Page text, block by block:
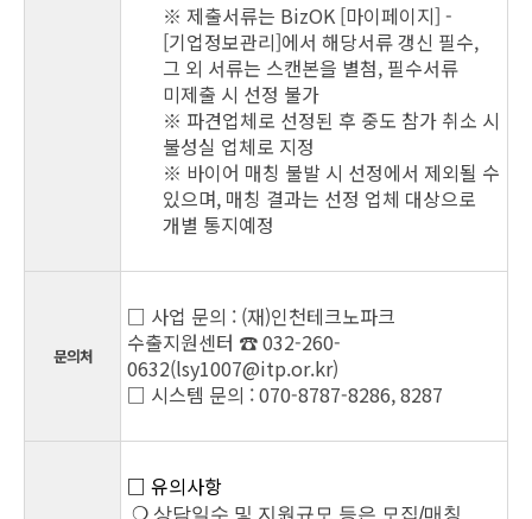
※ 제출서류는 BizOK [마이페이지] -
[기업정보관리]에서 해당서류 갱신 필수,
그 외 서류는 스캔본을 별첨, 필수서류
미제출 시 선정 불가
※ 파견업체로 선정된 후 중도 참가 취소 시
불성실 업체로 지정
※ 바이어 매칭 불발 시 선정에서 제외될 수
있으며, 매칭 결과는 선정 업체 대상으로
개별 통지예정
문의처
□ 사업 문의 : (재)인천테크노파크
수출지원센터 ☎ 032-260-
0632(lsy1007@itp.or.kr)
□ 시스템 문의 : 070-8787-8286, 8287
□ 유의사항
❍ 상담일수 및 지원규모 등은 모집/매칭